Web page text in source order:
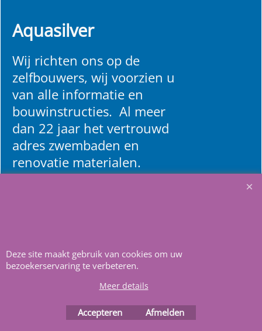
Aquasilver
Wij richten ons op de
zelfbouwers, wij voorzien u
van alle informatie en
bouwinstructies. Al meer
dan 22 jaar het vertrouwd
adres zwembaden en
renovatie materialen.
software.
Deze site maakt gebruik van cookies om uw
bezoekerservaring te verbeteren.
Meer details
Accepteren Afmelden